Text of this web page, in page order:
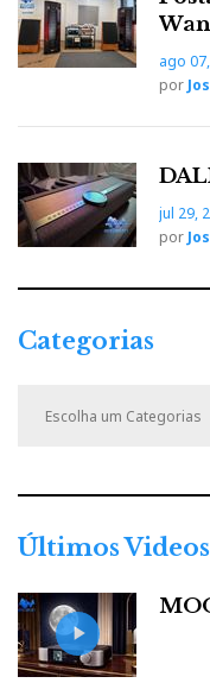
ago
por
jul 29,
por
Categorias
r
i
s
Últimos Videos